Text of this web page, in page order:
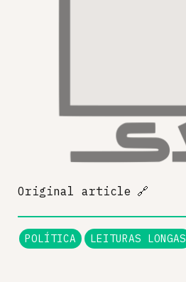
Original article 🔗
POLÍTICA LEITURAS LONGAS